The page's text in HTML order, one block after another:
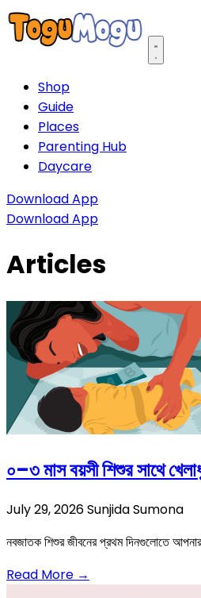
Open
Shop
Guide
Places
Parenting Hub
Daycare
Download App
Download App
Articles
০–৩ মাস বয়সী শিশুর সাথে
July 29, 2026Sunjida Sumona
নবজাতক শিশুর জীবনের প্রথম দিনগুলোতে আপনার
Read More →